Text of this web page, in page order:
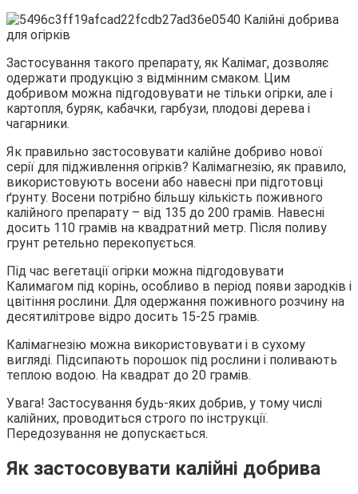
Застосування такого препарату, як Калімаг, дозволяє
одержати продукцію з відмінним смаком. Цим
добривом можна підгодовувати не тільки огірки, але і
картопля, буряк, кабачки, гарбузи, плодові дерева і
чагарники.
Як правильно застосовувати калійне добриво нової
серії для підживлення огірків? Калімагнезію, як правило,
використовують восени або навесні при підготовці
ґрунту. Восени потрібно більшу кількість поживного
калійного препарату – від 135 до 200 грамів. Навесні
досить 110 грамів на квадратний метр. Після поливу
грунт ретельно перекопується.
Під час вегетації огірки можна підгодовувати
Калимагом під корінь, особливо в період появи зародків і
цвітіння рослини. Для одержання поживного розчину на
десятилітрове відро досить 15-25 грамів.
Калімагнезію можна використовувати і в сухому
вигляді. Підсипають порошок під рослини і поливають
теплою водою. На квадрат до 20 грамів.
Увага! Застосування будь-яких добрив, у тому числі
калійних, проводиться строго по інструкції.
Передозування не допускається.
Як застосовувати калійні добрива